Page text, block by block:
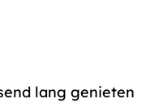
lang genieten